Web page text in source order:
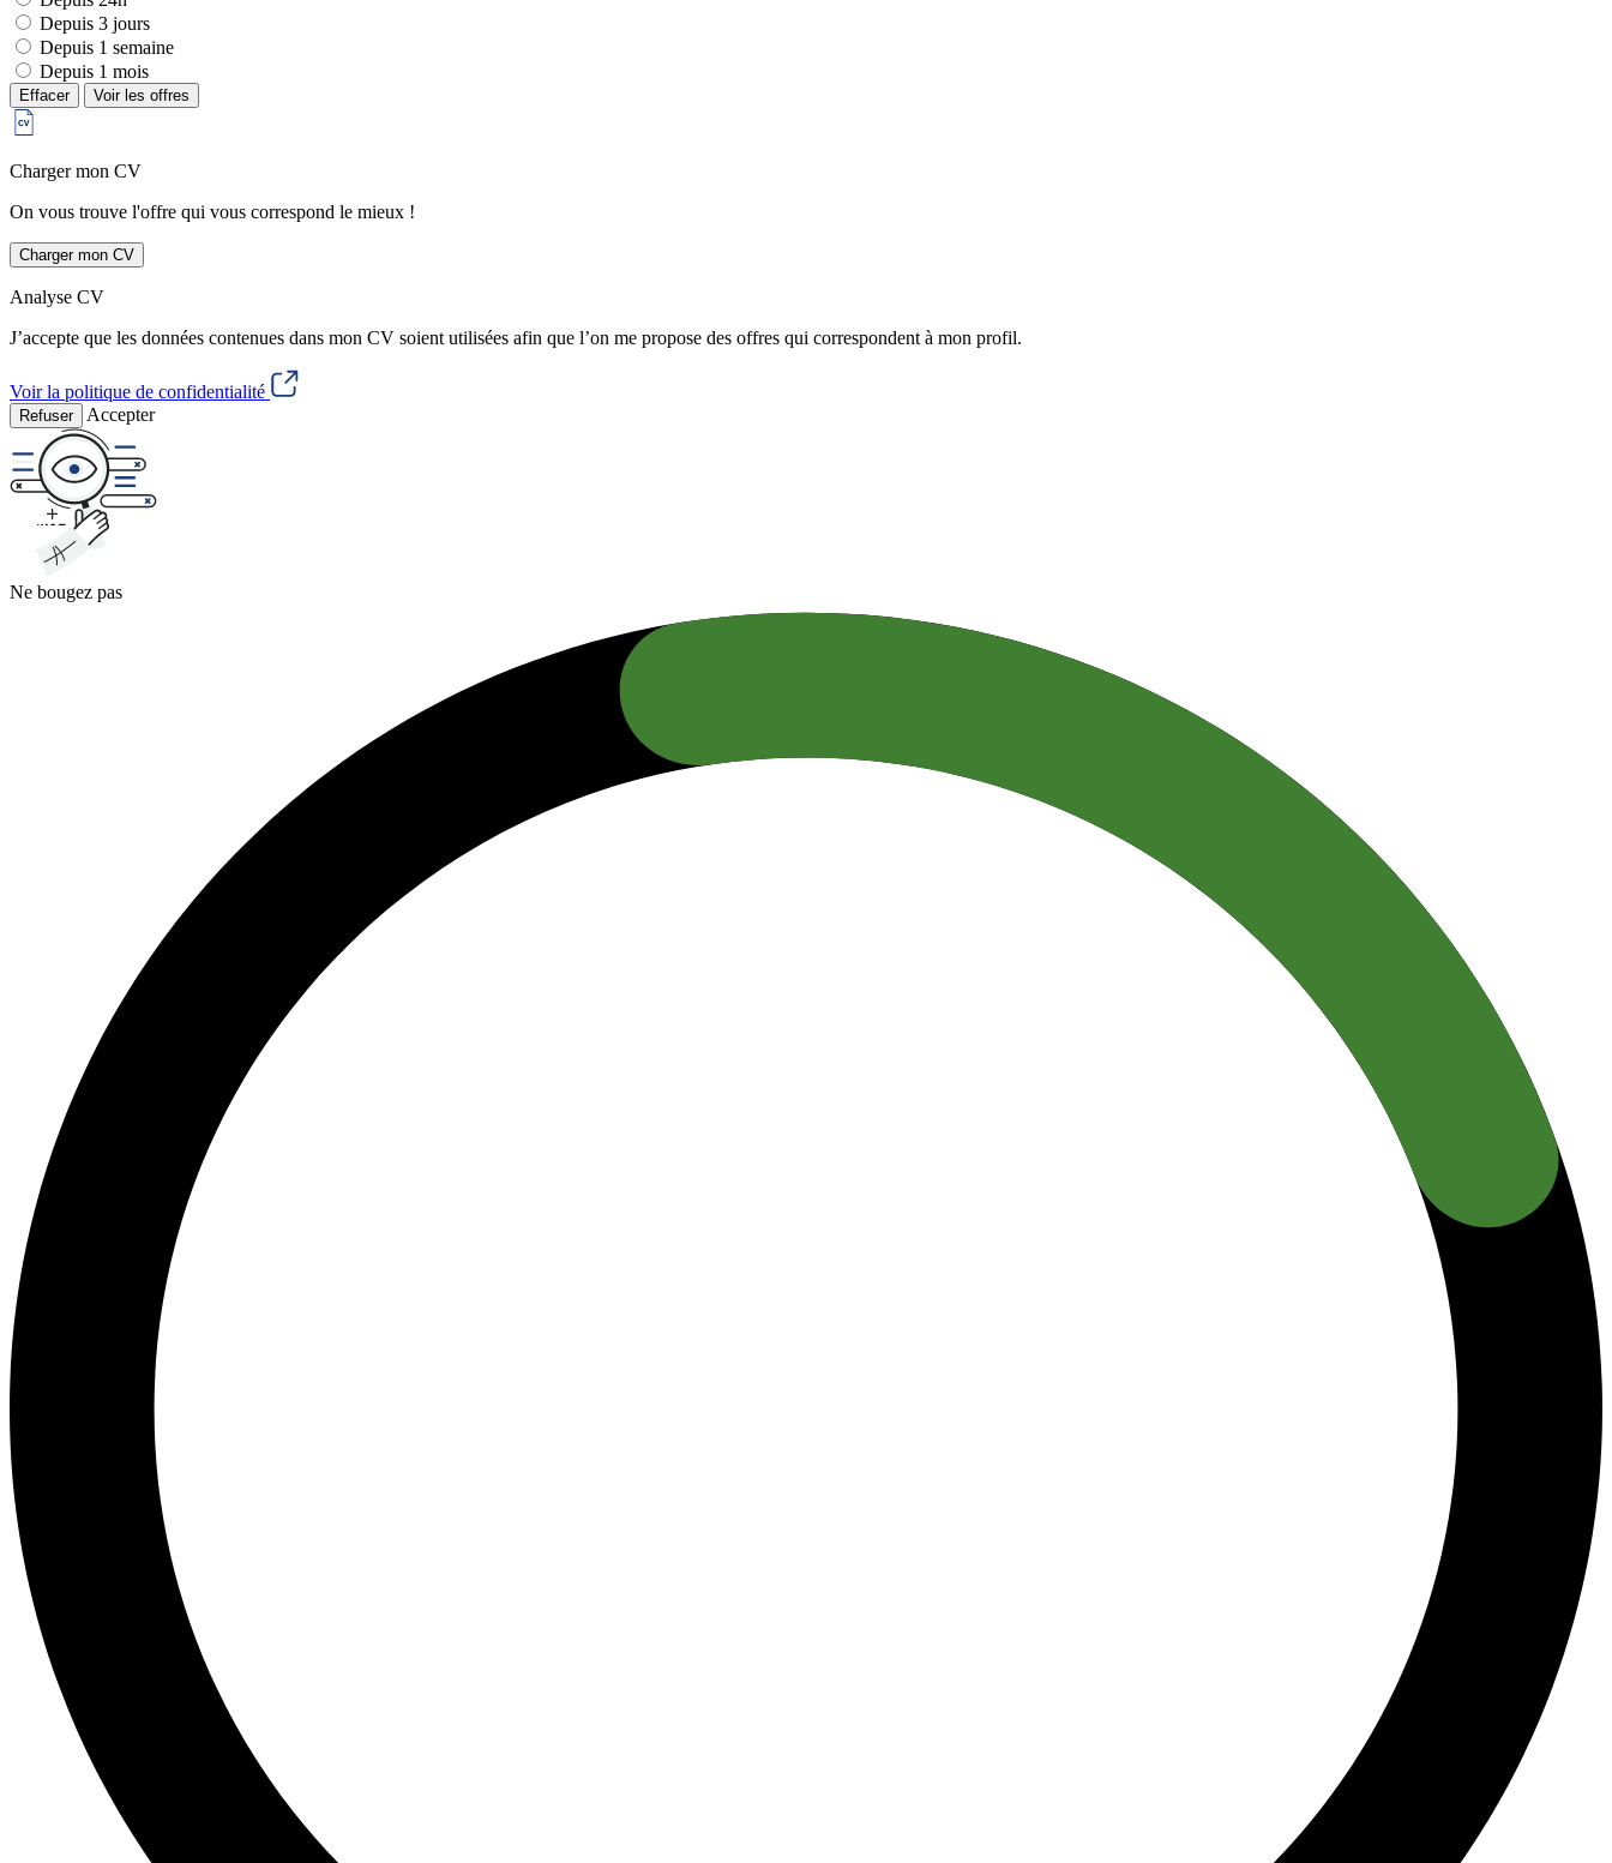
Depuis 3 jours
Depuis 1 semaine
Depuis 1 mois
Effacer Voir les offres
Charger mon CV
On vous trouve l'offre qui vous correspond le mieux !
Charger mon CV
Analyse CV
J’accepte que les données contenues dans mon CV soient utilisées afin que l’on me propose des offres qui correspondent à mon profil.
Voir la politique de confidentialité
Refuser Accepter
Ne bougez pas